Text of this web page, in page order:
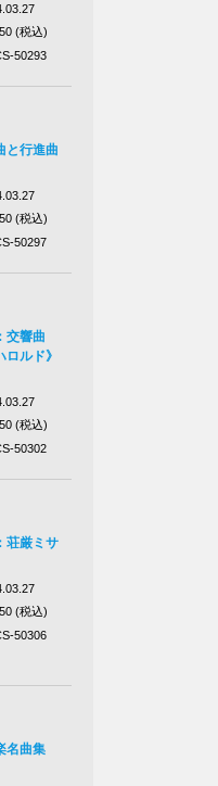
(税込)
50293
と行進曲
(税込)
50297
交響曲
ロルド》
(税込)
50302
荘厳ミサ
(税込)
50306
名曲集